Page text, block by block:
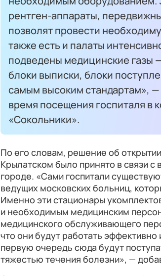
рентген-аппараты,
позволят провести
также есть и палаты
подведены медицинские газы
блоки выписки, блоки
самым высоким стандартам»,
время посещения госпиталя в
«Сокольники».
По его словам, решение об
Крылатском было принято в связи
городе. «Сами госпитали
ведущих московских больниц,
Именно эти стационары
и необходимым медицинским
медицинского обслуживающего
что они будут работать
первую очередь сюда будут
тяжестью течения болезни», —